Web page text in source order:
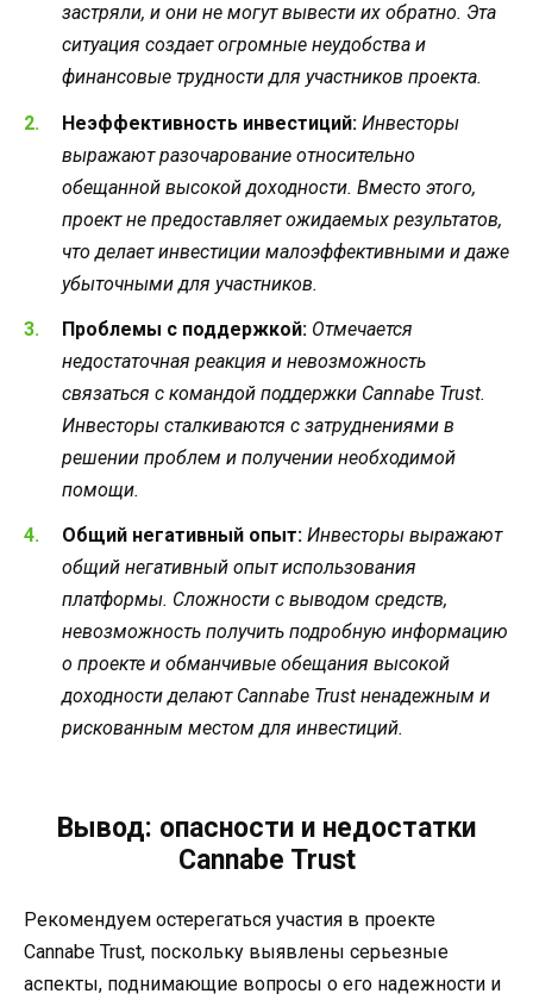
застряли, и они не могут вывести их обратно. Эта
ситуация создает огромные неудобства и
финансовые трудности для участников проекта.
Неэффективность инвестиций: Инвесторы
выражают разочарование относительно
обещанной высокой доходности. Вместо этого,
проект не предоставляет ожидаемых результатов,
что делает инвестиции малоэффективными и даже
убыточными для участников.
Проблемы с поддержкой: Отмечается
недостаточная реакция и невозможность
связаться с командой поддержки Cannabe Trust.
Инвесторы сталкиваются с затруднениями в
решении проблем и получении необходимой
помощи.
Общий негативный опыт: Инвесторы выражают
общий негативный опыт использования
платформы. Сложности с выводом средств,
невозможность получить подробную информацию
о проекте и обманчивые обещания высокой
доходности делают Cannabe Trust ненадежным и
рискованным местом для инвестиций.
Вывод: опасности и недостатки
Cannabe Trust
Рекомендуем остерегаться участия в проекте
Cannabe Trust, поскольку выявлены серьезные
аспекты, поднимающие вопросы о его надежности и